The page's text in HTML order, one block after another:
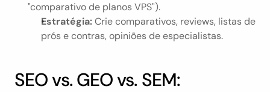
"comparativo de planos VPS").
Estratégia: Crie comparativos, reviews, listas de
prós e contras, opiniões de especialistas.
SEO vs. GEO vs. SEM: